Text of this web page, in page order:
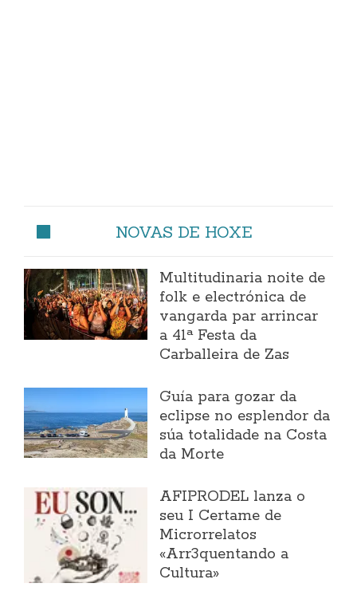
NOVAS DE HOXE
Multitudinaria noite de
folk e electrónica de
vangarda par arrincar
a 41ª Festa da
Carballeira de Zas
Guía para gozar da
eclipse no esplendor da
súa totalidade na Costa
da Morte
AFIPRODEL lanza o
seu I Certame de
Microrrelatos
«Arr3quentando a
Cultura»